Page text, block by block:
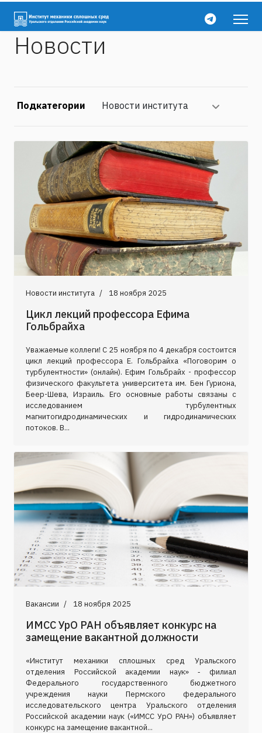
Новости
Подкатегории Новости института
Новости института 18 ноября 2025
Цикл лекций профессора Ефима
Гольбрайха
Уважаемые коллеги! С 25 ноября по 4 декабря состоится
цикл лекций профессора Е. Гольбрайха «Поговорим о
турбулентности» (онлайн). Ефим Гольбрайх - профессор
физического факультета университета им. Бен Гуриона,
Беер-Шева, Израиль. Его основные работы связаны с
исследованием турбулентных
магнитогидродинамических и гидродинамических
потоков. В...
Вакансии 18 ноября 2025
ИМСС УрО РАН объявляет конкурс на
замещение вакантной должности
«Институт механики сплошных сред Уральского
отделения Российской академии наук» ‑ филиал
Федерального государственного бюджетного
учреждения науки Пермского федерального
исследовательского центра Уральского отделения
Российской академии наук («ИМСС УрО РАН») объявляет
конкурс на замещение вакантной...